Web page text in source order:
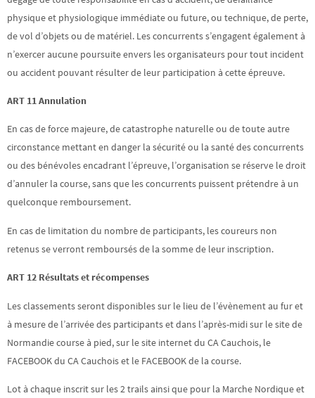
physique et physiologique immédiate ou future, ou technique, de perte,
de vol d’objets ou de matériel. Les concurrents s’engagent également à
n’exercer aucune poursuite envers les organisateurs pour tout incident
ou accident pouvant résulter de leur participation à cette épreuve.
ART 11 Annulation
En cas de force majeure, de catastrophe naturelle ou de toute autre
circonstance mettant en danger la sécurité ou la santé des concurrents
ou des bénévoles encadrant l’épreuve, l’organisation se réserve le droit
d’annuler la course, sans que les concurrents puissent prétendre à un
quelconque remboursement.
En cas de limitation du nombre de participants, les coureurs non
retenus se verront remboursés de la somme de leur inscription.
ART 12 Résultats et récompenses
Les classements seront disponibles sur le lieu de l’évènement au fur et
à mesure de l’arrivée des participants et dans l’après-midi sur le site de
Normandie course à pied, sur le site internet du CA Cauchois, le
FACEBOOK du CA Cauchois et le FACEBOOK de la course.
Lot à chaque inscrit sur les 2 trails ainsi que pour la Marche Nordique et